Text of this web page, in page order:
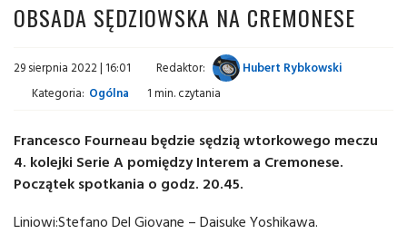
OBSADA SĘDZIOWSKA NA CREMONESE
29 sierpnia 2022 | 16:01 Redaktor:
Hubert Rybkowski
Kategoria: Ogólna 1 min. czytania
Francesco Fourneau będzie sędzią wtorkowego meczu
4. kolejki Serie A pomiędzy Interem a Cremonese.
Początek spotkania o godz. 20.45.
Liniowi:Stefano Del Giovane – Daisuke Yoshikawa.